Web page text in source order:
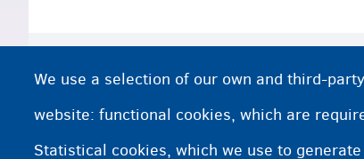
ኣብ ቤት-ጽሕፈት ኤሚግሬሽን ንምርካብ
www.asyluminbelgium.be፦
We use a selection of our own and third-
website: functional cookies, which are
Statistical cookies, which we use to